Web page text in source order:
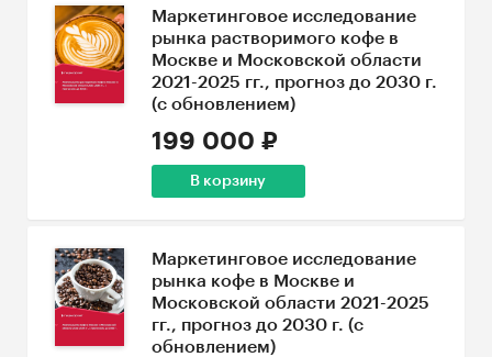
Маркетинговое исследование
рынка растворимого кофе в
Москве и Московской области
2021-2025 гг., прогноз до 2030 г.
(с обновлением)
199 000 ₽
В корзину
Маркетинговое исследование
рынка кофе в Москве и
Московской области 2021-2025
гг., прогноз до 2030 г. (с
обновлением)